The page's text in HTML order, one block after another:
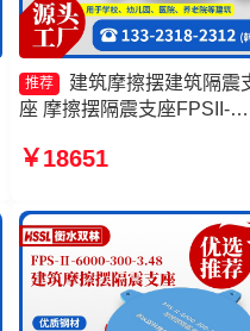
推荐
建筑摩擦摆建筑隔震
座 摩擦摆隔震支座FPSII-
震支座 摩擦摆隔震支座
￥18651